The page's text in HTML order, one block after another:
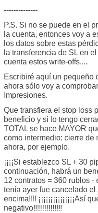
--------------
P.S. Si no se puede en el
la cuenta, entonces voy a
los datos sobre estas
la transferencia de SL en
cuenta estos write-offs....
Escribiré aquí un pequeño
ahora sólo voy a
Impresiones.
Que transfiera el stop loss
beneficio y si lo tengo
TOTAL se hace MAYOR
como intermedio: cierre de
ahora, por ejemplo.
¡¡¡¡Si establezco SL + 30
continuación, habrá un
12 contratos = 360 rublos
tenía ayer fue cancelado
encima!!!!
negativo!!!!!!!!!!!!!!!